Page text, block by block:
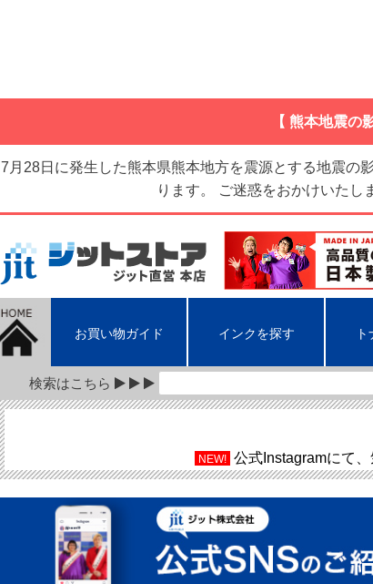
【 熊本地震の
7月28日に発生した熊本県熊本地方を震源とする地震の
ります。 ご迷惑をおかけいた
お買い物ガイド インクを探す
検索はこちら
NEW! 公式Instagramにて